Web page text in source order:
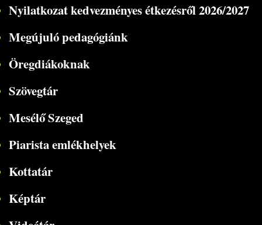
Nyilatkozat kedvezményes étkezésről 2026/2027
Megújuló pedagógiánk
Öregdiákoknak
Szövegtár
Mesélő Szeged
Piarista emlékhelyek
Kottatár
Képtár